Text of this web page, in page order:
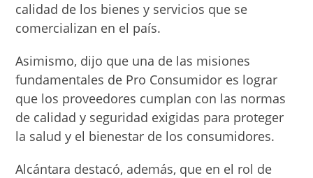
calidad de los bienes y servicios que se
comercializan en el país.
Asimismo, dijo que una de las misiones
fundamentales de Pro Consumidor es lograr
que los proveedores cumplan con las normas
de calidad y seguridad exigidas para proteger
la salud y el bienestar de los consumidores.
Alcántara destacó, además, que en el rol de